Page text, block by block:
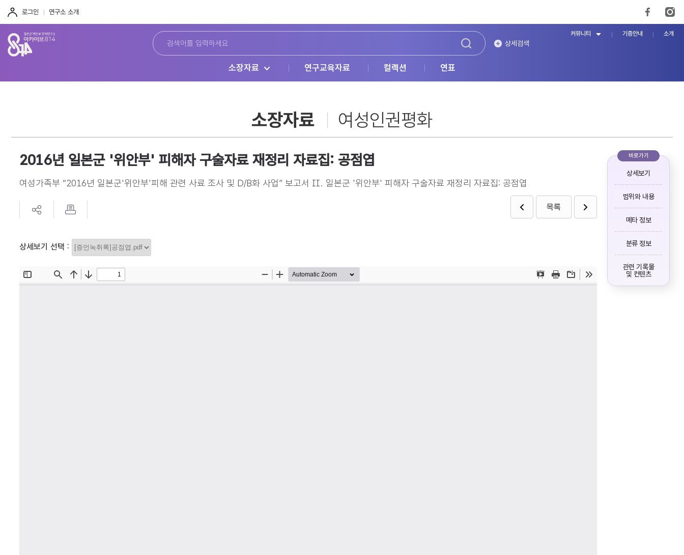
로그인 연구소 소개
상세검색
소장자료 연구교육자료 컬렉션 연표
커뮤니티 기증안내 소개
소장자료 여성인권평화
2016년 일본군 '위안부' 피해자 구술자료 재정리 자료집: 공점엽
여성가족부 “2016년 일본군'위안부'피해 관련 사료 조사 및 D/B화 사업” 보고서 II. 일본군 '위안부' 피해자 구술자료 재정리 자료집: 공점엽
목록
상세보기 선택 :
바로가기
상세보기
범위와 내용
메타 정보
분류 정보
관련 기록물
및 컨텐츠